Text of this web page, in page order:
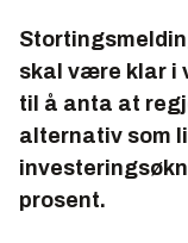
skal være klar i
til å anta at
alternativ som
prosent.